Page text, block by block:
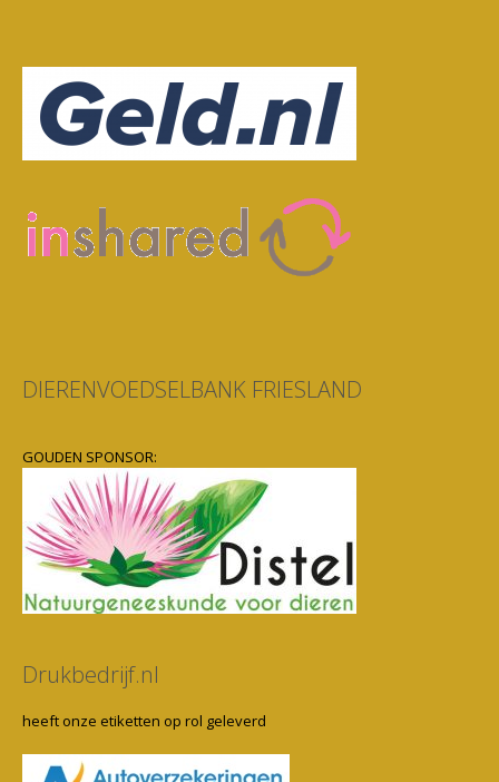
DIERENVOEDSELBANK FRIESLAND
GOUDEN SPONSOR:
Drukbedrijf.nl
heeft onze etiketten op rol geleverd